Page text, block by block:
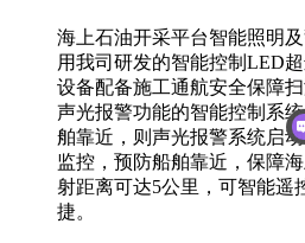
海上石油开采平台智能照明
用我司研发的智能控制LED
设备配备施工通航安全保障
声光报警功能的智能控制系
舶靠近，则声光报警系统启
监控，预防船舶靠近，保障
射距离可达5公里，可智能遥
捷。